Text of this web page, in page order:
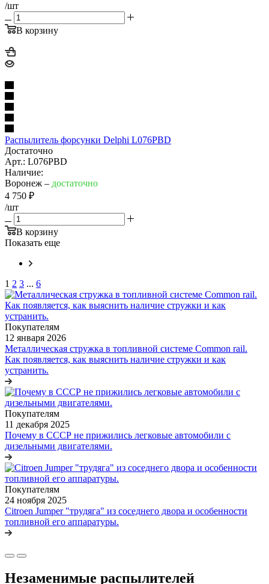
/шт
В корзину
Распылитель форсунки Delphi L076PBD
Достаточно
Арт.: L076PBD
Наличие:
Воронеж – достаточно
4 750 ₽
/шт
В корзину
Показать еще
1 2 3 ... 6
Покупателям
12 января 2026
Металлическая стружка в топливной системе Common rail.
Как появляется, как выяснить наличие стружки и как
устранить.
Покупателям
11 декабря 2025
Почему в СССР не прижились легковые автомобили с
дизельными двигателями.
Покупателям
24 ноября 2025
Citroen Jumper "трудяга" из соседнего двора и особенности
топливной его аппаратуры.
Незаменимые распылителей